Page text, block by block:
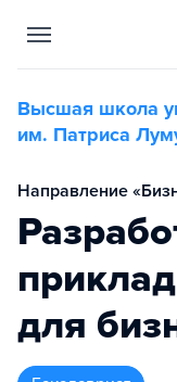
Высшая школа
им. Патриса
Направление
для